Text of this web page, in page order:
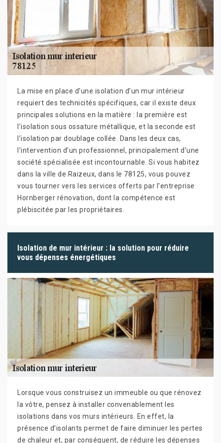
La mise en place d’une isolation d’un mur intérieur
requiert des technicités spécifiques, car il existe deux
principales solutions en la matière : la première est
l’isolation sous ossature métallique, et la seconde est
l’isolation par doublage collée. Dans les deux cas,
l’intervention d’un professionnel, principalement d’une
société spécialisée est incontournable. Si vous habitez
dans la ville de Raizeux, dans le 78125, vous pouvez
vous tourner vers les services offerts par l’entreprise
Hornberger rénovation, dont la compétence est
plébiscitée par les propriétaires.
Isolation de mur intérieur : la solution pour réduire
vous dépenses énergétiques
Lorsque vous construisez un immeuble ou que rénovez
la vôtre, pensez à installer convenablement les
isolations dans vos murs intérieurs. En effet, la
présence d’isolants permet de faire diminuer les pertes
de chaleur et, par conséquent, de réduire les dépenses